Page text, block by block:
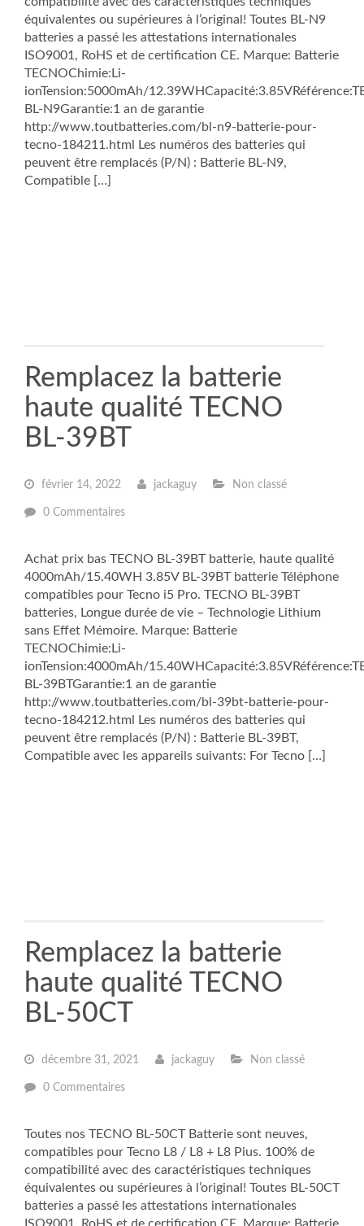
équivalentes ou supérieures à l’original! Toutes BL-N9
batteries a passé les attestations internationales
ISO9001, RoHS et de certification CE. Marque: Batterie
TECNOChimie:Li-
ionTension:5000mAh/
BL-N9Garantie:1 an de garantie
http://www.toutbatteries.com/bl-n9-batterie-pour-
tecno-184211.html Les numéros des batteries qui
peuvent être remplacés (P/N) : Batterie BL-N9,
Compatible […]
Remplacez la batterie
haute qualité TECNO
BL-39BT
février 14, 2022 jackaguy Non classé
0 Commentaires
Achat prix bas TECNO BL-39BT batterie, haute qualité
4000mAh/15.40WH 3.85V BL-39BT batterie Téléphone
compatibles pour Tecno i5 Pro. TECNO BL-39BT
batteries, Longue durée de vie – Technologie Lithium
sans Effet Mémoire. Marque: Batterie
TECNOChimie:Li-
ionTension:4000mAh/
BL-39BTGarantie:1 an de garantie
http://www.toutbatteries.com/bl-39bt-batterie-pour-
tecno-184212.html Les numéros des batteries qui
peuvent être remplacés (P/N) : Batterie BL-39BT,
Compatible avec les appareils suivants: For Tecno […]
Remplacez la batterie
haute qualité TECNO
BL-50CT
décembre 31, 2021 jackaguy Non classé
0 Commentaires
Toutes nos TECNO BL-50CT Batterie sont neuves,
compatibles pour Tecno L8 / L8 + L8 Pius. 100% de
compatibilité avec des caractéristiques techniques
équivalentes ou supérieures à l’original! Toutes BL-50CT
batteries a passé les attestations internationales